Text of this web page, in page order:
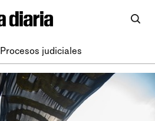
Procesos judiciales